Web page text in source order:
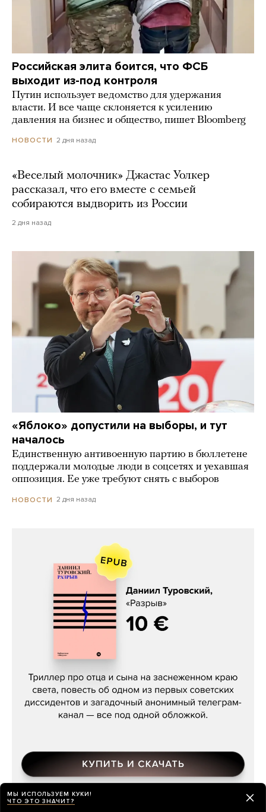
Российская элита боится, что ФСБ
выходит из-под контроля
Путин использует ведомство для удержания
власти. И все чаще склоняется к усилению
давления на бизнес и общество, пишет Bloomberg
НОВОСТИ 2 дня назад
«Веселый молочник» Джастас Уолкер
рассказал, что его вместе с семьей
собираются выдворить из России
2 дня назад
«Яблоко» допустили на выборы, и тут
началось
Единственную антивоенную партию в бюллетене
поддержали молодые люди в соцсетях и уехавшая
оппозиция. Ее уже требуют снять с выборов
НОВОСТИ 2 дня назад
Даниил Туровский, «Разрыв»
МЫ ИСПОЛЬЗУЕМ КУКИ!
ЧТО ЭТО ЗНАЧИТ?